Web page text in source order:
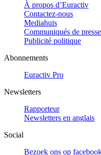
À propos d’Euractiv
Contactez-nous
Mediahuis
Communiqués de presse
Publicité politique
Abonnements
Euractiv Pro
Newsletters
Rapporteur
Newsletters en anglais
Social
Bezoek ons op